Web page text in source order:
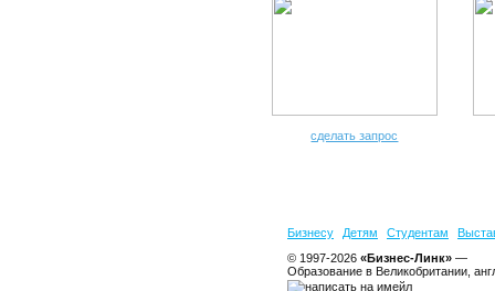
сделать запрос
Бизнесу Детям Студентам
© 1997-2026 «Бизнес-Линк» —
Образование в Великобритании,